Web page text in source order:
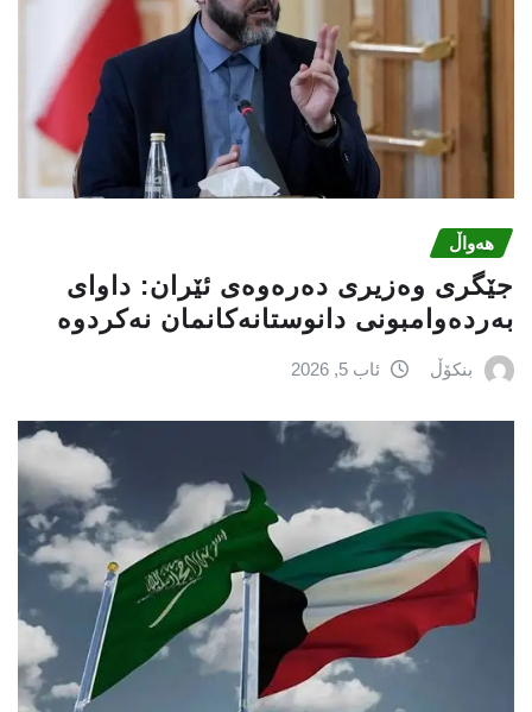
هەواڵ
جێگری وەزیری دەرەوەی ئێران: داوای
بەردەوامبونی دانوستانەكانمان نەكردوە
بنکۆڵ ئاب 5, 2026